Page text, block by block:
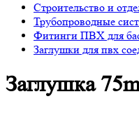
Строительство и
Трубопроводные
Фитинги ПВХ для
Заглушки для пвх
Заглушка